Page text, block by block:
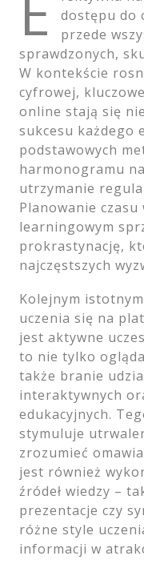
dostępu do
przede
sprawdzonych,
W kontekście
cyfrowej,
online stają się
sukcesu każdego
podstawowych
harmonogramu
utrzymanie
Planowanie
learningowym
prokrastynację,
najczęstszych
Kolejnym
uczenia się na
jest aktywne
to nie tylko
także branie
interaktywnych
edukacyjnych.
stymuluje
zrozumieć
jest również
źródeł wiedzy –
prezentacje czy
różne style
informacji w